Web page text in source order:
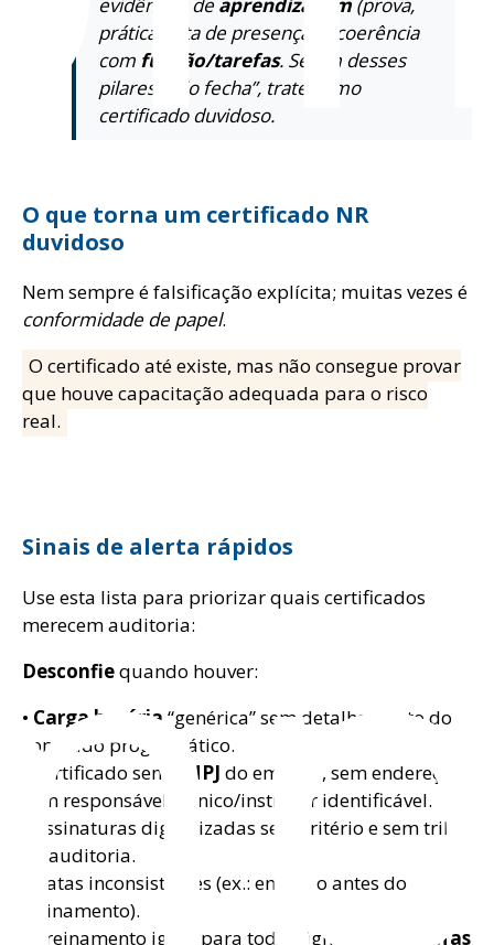
prática, lista de presença) + coerência
com função/tarefas. Se um desses
pilares “não fecha”, trate como
certificado duvidoso.
O que torna um certificado NR
duvidoso
Nem sempre é falsificação explícita; muitas vezes é
conformidade de papel.
O certificado até existe, mas não consegue provar
que houve capacitação adequada para o risco
real.
Sinais de alerta rápidos
Use esta lista para priorizar quais certificados
merecem auditoria:
Desconfiequando houver:
• Carga horária “genérica” sem detalhamento do
conteúdo programático.
• Certificado sem
CNPJ do emissor, sem endereço,
sem responsável técnico/instrutor identificável.
• Assinaturas digitalizadas sem critério e sem trilha
de auditoria.
• Datas inconsistentes (ex.: emissão antes do
treinamento).
• Treinamento igual para todos, ignorando
tarefas